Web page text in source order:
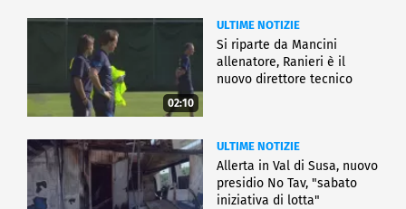
02:10
ULTIME NOTIZIE
Si riparte da Mancini
allenatore, Ranieri è il
nuovo direttore tecnico
ULTIME NOTIZIE
Allerta in Val di Susa, nuovo
presidio No Tav, "sabato
iniziativa di lotta"